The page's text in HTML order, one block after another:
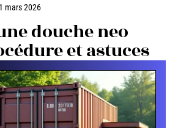
mars 2026
douche neo
et astuces